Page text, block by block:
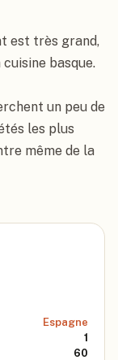
est très grand,
basque.
un peu de
les plus
même de la
Espagne
1
60